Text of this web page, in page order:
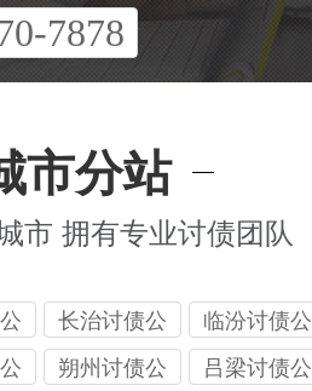
7878
市分站
市 拥有专业讨债团队
长治讨债公
司
临汾讨债公
司
朔州讨债公
吕梁讨债公